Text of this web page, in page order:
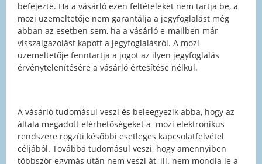
befejezte. Ha a vásárló ezen feltételeket nem tartja be, a
mozi üzemeltetője nem garantálja a jegyfoglalást még
abban az esetben sem, ha a vásárló e-mailben már
visszaigazolást kapott a jegyfoglalásról. A mozi
üzemeltetője fenntartja a jogot az ilyen jegyfoglalás
érvénytelenítésére a vásárló értesítése nélkül.
A vásárló tudomásul veszi és beleegyezik abba, hogy az
általa megadott elérhetőségeket a mozi elektronikus
rendszere rögzíti későbbi esetleges kapcsolatfelvétel
céljából. Továbbá tudomásul veszi, hogy amennyiben
többször egymás után nem veszi át, ill. nem mondja le a